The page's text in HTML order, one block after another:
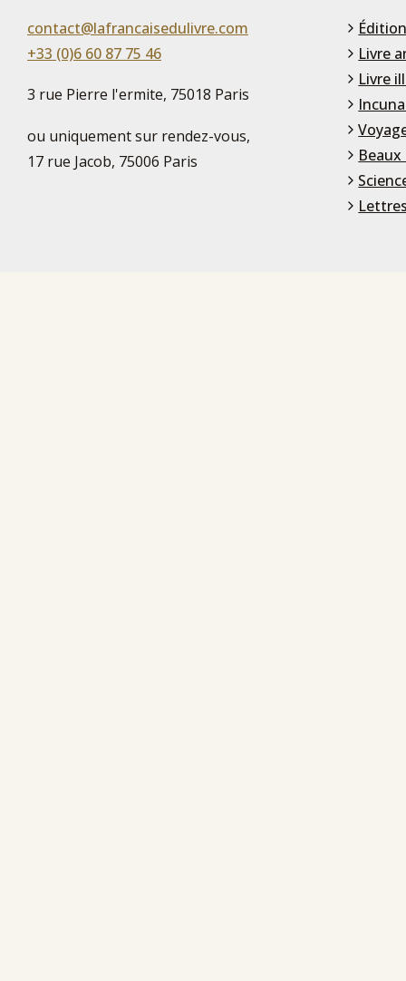
contact@lafrancaisedulivre.com
+33 (0)6 60 87 75 46
3 rue Pierre l'ermite, 75018 Paris
ou uniquement sur rendez-vous,
17 rue Jacob, 75006 Paris
Livre
Livre